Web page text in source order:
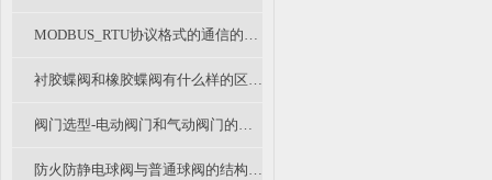
MODBUS_RTU协议格式的通信的简单介绍
衬胶蝶阀和橡胶蝶阀有什么样的区别和不同呢？
阀门选型-电动阀门和气动阀门的优缺点比较
防火防静电球阀与普通球阀的结构有什么不同？